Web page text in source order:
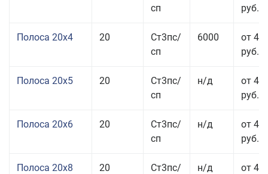
сп
руб.
Полоса 20x4 20
Ст3пс/
сп
6000
от 44
руб.
Полоса 20x5 20
Ст3пс/
сп
н/д
от 42
руб.
Полоса 20x6 20
Ст3пс/
сп
н/д
от 46
руб.
Полоса 20x8 20
Ст3пс/
н/д
от 45